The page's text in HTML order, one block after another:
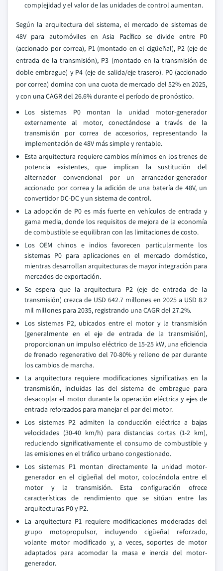
complejidad y el valor de las unidades de control aumentan.
Según la arquitectura del sistema, el mercado de sistemas de
48V para automóviles en Asia Pacífico se divide entre P0
(accionado por correa), P1 (montado en el cigüeñal), P2 (eje de
entrada de la transmisión), P3 (montado en la transmisión de
doble embrague) y P4 (eje de salida/eje trasero). P0 (accionado
por correa) domina con una cuota de mercado del 52% en 2025,
y con una CAGR del 26.6% durante el período de pronóstico.
Los sistemas P0 montan la unidad motor-generador
externamente al motor, conectándose a través de la
transmisión por correa de accesorios, representando la
implementación de 48V más simple y rentable.
Esta arquitectura requiere cambios mínimos en los trenes de
potencia existentes, que implican la sustitución del
alternador convencional por un arrancador-generador
accionado por correa y la adición de una batería de 48V, un
convertidor DC-DC y un sistema de control.
La adopción de P0 es más fuerte en vehículos de entrada y
gama media, donde los requisitos de mejora de la economía
de combustible se equilibran con las limitaciones de costo.
Los OEM chinos e indios favorecen particularmente los
sistemas P0 para aplicaciones en el mercado doméstico,
mientras desarrollan arquitecturas de mayor integración para
mercados de exportación.
Se espera que la arquitectura P2 (eje de entrada de la
transmisión) crezca de USD 642.7 millones en 2025 a USD 8.2
mil millones para 2035, registrando una CAGR del 27.2%.
Los sistemas P2, ubicados entre el motor y la transmisión
(generalmente en el eje de entrada de la transmisión),
proporcionan un impulso eléctrico de 15-25 kW, una eficiencia
de frenado regenerativo del 70-80% y relleno de par durante
los cambios de marcha.
La arquitectura requiere modificaciones significativas en la
transmisión, incluidas las del sistema de embrague para
desacoplar el motor durante la operación eléctrica y ejes de
entrada reforzados para manejar el par del motor.
Los sistemas P2 admiten la conducción eléctrica a bajas
velocidades (30-40 km/h) para distancias cortas (1-2 km),
reduciendo significativamente el consumo de combustible y
las emisiones en el tráfico urbano congestionado.
Los sistemas P1 montan directamente la unidad motor-
generador en el cigüeñal del motor, colocándola entre el
motor y la transmisión. Esta configuración ofrece
características de rendimiento que se sitúan entre las
arquitecturas P0 y P2.
La arquitectura P1 requiere modificaciones moderadas del
grupo motopropulsor, incluyendo cigüeñal reforzado,
volante motor modificado y, a veces, soportes de motor
adaptados para acomodar la masa e inercia del motor-
generador.